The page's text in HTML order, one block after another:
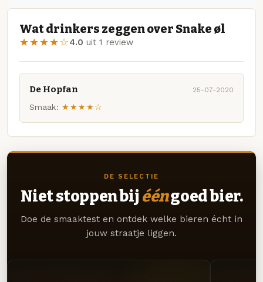
Wat drinkers zeggen over Snake øl
★★★★☆4.0 uit 1 review
De Hopfan 25-07-2020
Smaak: ★★★★☆
DE SELECTIE
Niet stoppen bij ééngoed bier.
Doe de smaaktest en ontdek welke bieren écht in
jouw straatje liggen.